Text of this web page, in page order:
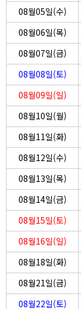
08월05일(수)
08월06일(목)
08월07일(금)
08월08일(토)
08월09일(일)
08월10일(월)
08월11일(화)
08월12일(수)
08월13일(목)
08월14일(금)
08월15일(토)
08월16일(일)
08월18일(화)
08월21일(금)
08월22일(토)